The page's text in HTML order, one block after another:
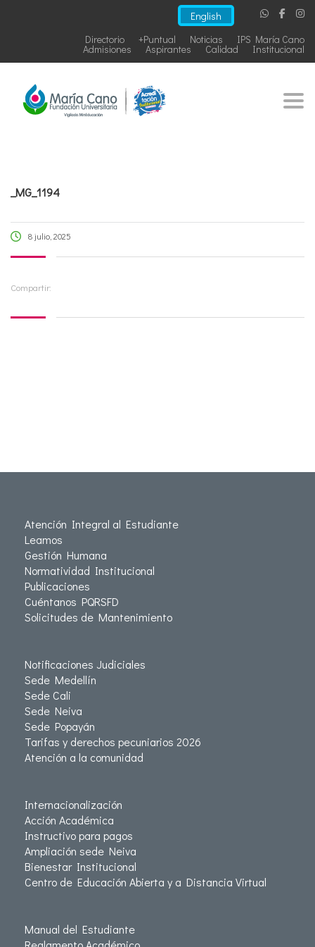
English
IPS María Cano
Noticias
+Puntual
Directorio
Institucional
Calidad
Aspirantes
Admisiones
_MG_1194
8 julio, 2025
Compartir:
Atención Integral al Estudiante
Leamos
Gestión Humana
Normatividad Institucional
Publicaciones
Cuéntanos PQRSFD
Solicitudes de Mantenimiento
Notificaciones Judiciales
Sede Medellín
Sede Cali
Sede Neiva
Sede Popayán
Tarifas y derechos pecuniarios 2026
Atención a la comunidad
Internacionalización
Acción Académica
Instructivo para pagos
Ampliación sede Neiva
Bienestar Institucional
Centro de Educación Abierta y a Distancia Virtual
Manual del Estudiante